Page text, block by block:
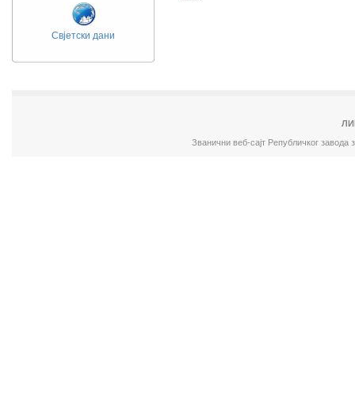
Свјетски дани
Званични веб-сајт Републичког